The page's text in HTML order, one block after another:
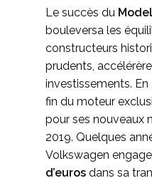
Le succès du
bouleversa les
constructeurs
prudents,
investissements.
fin du moteur
pour ses nouveaux
2019. Quelques
Volkswagen
d’euros dans sa